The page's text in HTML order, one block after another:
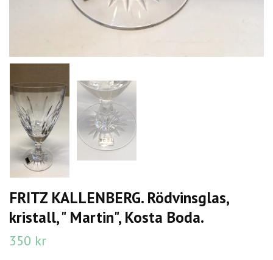
FRITZ KALLENBERG. Rödvinsglas,
kristall, " Martin", Kosta Boda.
350 kr